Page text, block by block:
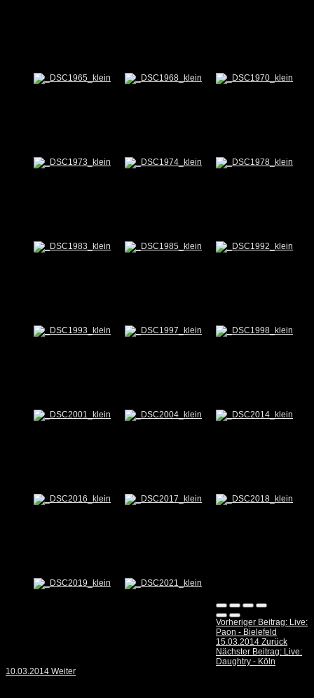
Vorheriger Beitrag: Live:
Paon - Bielefeld
15.03.2014 Zurück
Nächster Beitrag: Live:
Daughtry - Köln
10.03.2014 Weiter